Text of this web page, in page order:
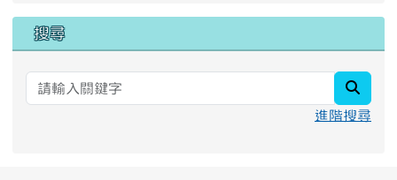
搜尋
進階搜尋